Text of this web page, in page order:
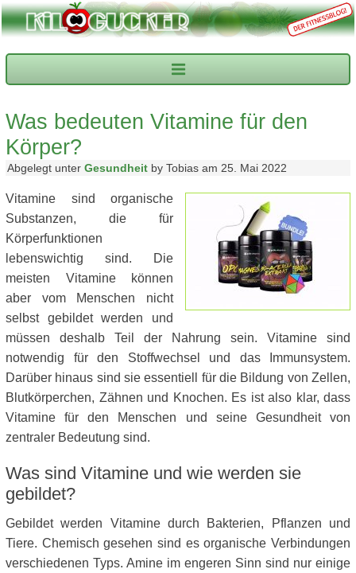
Was bedeuten Vitamine für den
Körper?
Abgelegt unter Gesundheit by Tobias am 25. Mai 2022
Vitamine sind organische
Substanzen, die für
Körperfunktionen
lebenswichtig sind. Die
meisten Vitamine können
aber vom Menschen nicht
selbst gebildet werden und
müssen deshalb Teil der Nahrung sein. Vitamine sind
notwendig für den Stoffwechsel und das Immunsystem.
Darüber hinaus sind sie essentiell für die Bildung von Zellen,
Blutkörperchen, Zähnen und Knochen. Es ist also klar, dass
Vitamine für den Menschen und seine Gesundheit von
zentraler Bedeutung sind.
Was sind Vitamine und wie werden sie
gebildet?
Gebildet werden Vitamine durch Bakterien, Pflanzen und
Tiere. Chemisch gesehen sind es organische Verbindungen
verschiedenen Typs. Amine im engeren Sinn sind nur einige